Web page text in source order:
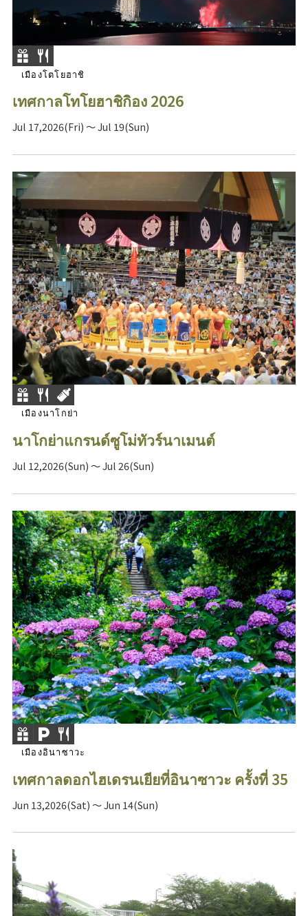
เมืองโตโยฮาชิ
เทศกาลโทโยฮาชิกิอง 2026
Jul 17,2026(Fri) ～ Jul 19(Sun)
เมืองนาโกย่า
นาโกย่าแกรนด์ซูโม่ทัวร์นาเมนต์
Jul 12,2026(Sun) ～ Jul 26(Sun)
เมืองอินาซาวะ
เทศกาลดอกไฮเดรนเยียที่อินาซาวะ ครั้งที่ 35
Jun 13,2026(Sat) ～ Jun 14(Sun)